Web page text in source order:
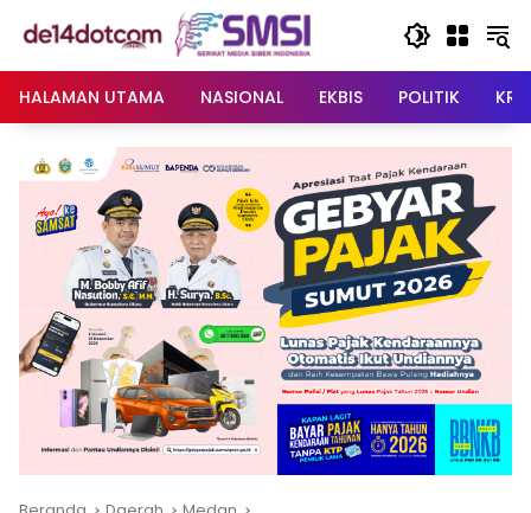
HALAMAN UTAMA
NASIONAL EKBIS POLITIK